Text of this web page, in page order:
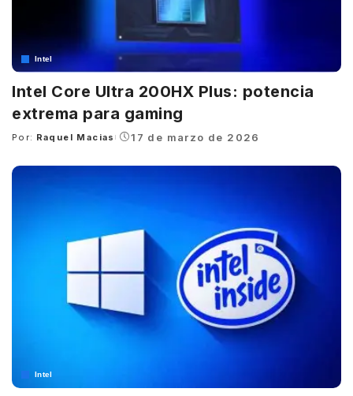
Intel
Intel Core Ultra 200HX Plus: potencia
extrema para gaming
Posted
Por: Raquel Macias 17 de marzo de 2026
Intel